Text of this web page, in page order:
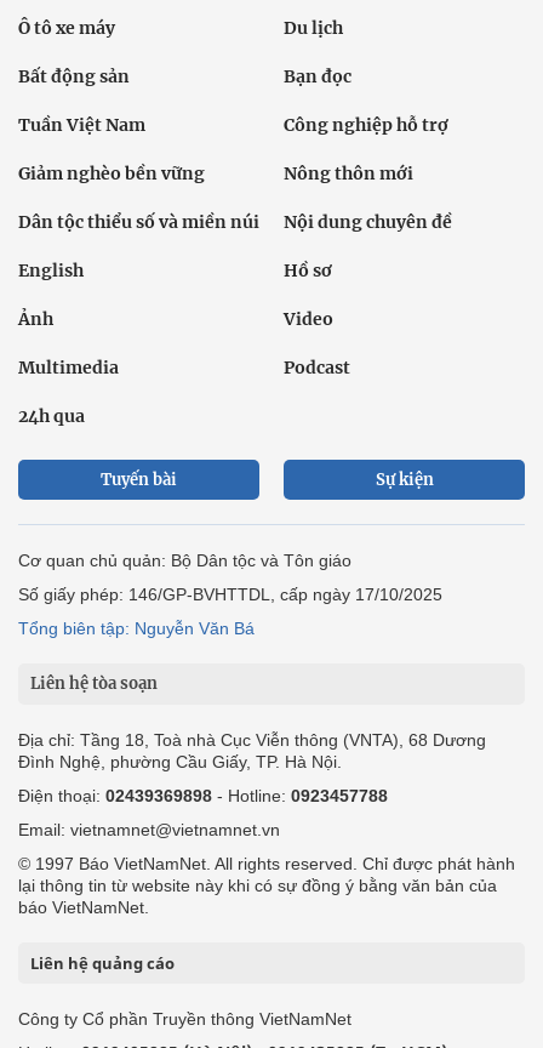
Ô tô xe máy Du lịch
Bất động sản Bạn đọc
Tuần Việt Nam Công nghiệp hỗ trợ
Giảm nghèo bền vững Nông thôn mới
Dân tộc thiểu số và miền núi Nội dung chuyên đề
English Hồ sơ
Ảnh Video
Multimedia Podcast
24h qua
Tuyến bài Sự kiện
Cơ quan chủ quản: Bộ Dân tộc và Tôn giáo
Số giấy phép: 146/GP-BVHTTDL, cấp ngày 17/10/2025
Tổng biên tập: Nguyễn Văn Bá
Liên hệ tòa soạn
Địa chỉ: Tầng 18, Toà nhà Cục Viễn thông (VNTA), 68 Dương
Đình Nghệ, phường Cầu Giấy, TP. Hà Nội.
Điện thoại: 02439369898 - Hotline: 0923457788
Email: vietnamnet@vietnamnet.vn
© 1997 Báo VietNamNet. All rights reserved. Chỉ được phát hành
lại thông tin từ website này khi có sự đồng ý bằng văn bản của
báo VietNamNet.
Liên hệ quảng cáo
Công ty Cổ phần Truyền thông VietNamNet